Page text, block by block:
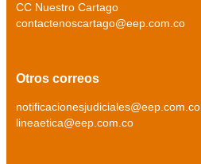
CC Nuestro Cartago
contactenoscartago@eep.com.co
Otros correos
notificacionesjudiciales@eep.com.co
lineaetica@eep.com.co